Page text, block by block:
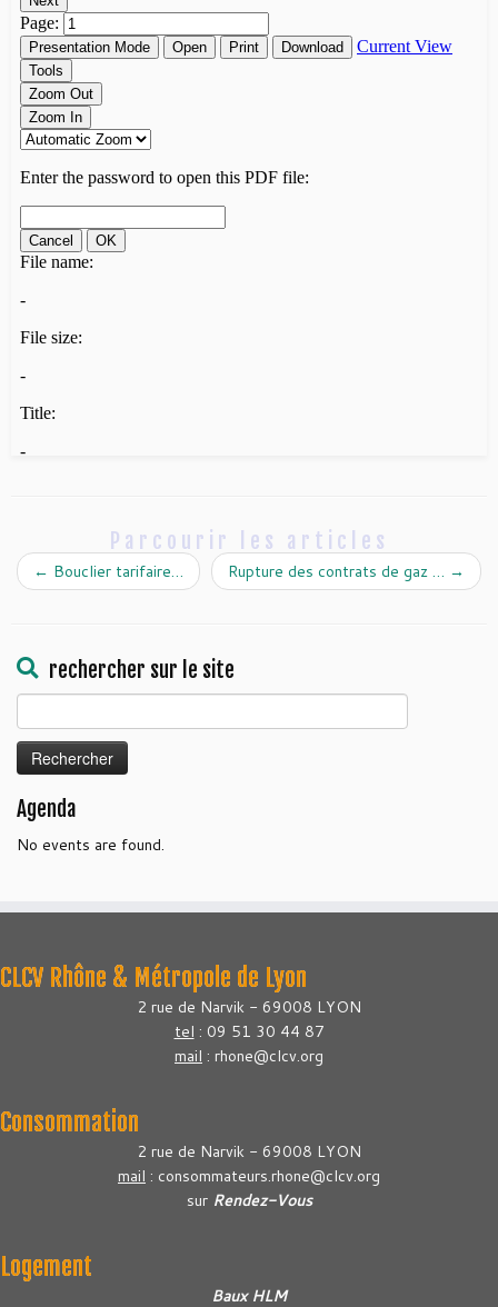
Parcourir les articles
← Bouclier tarifaire… Rupture des contrats de gaz … →
rechercher sur le site
Agenda
No events are found.
CLCV Rhône & Métropole de Lyon
2 rue de Narvik - 69008 LYON
tel : 09 51 30 44 87
mail : rhone@clcv.org
Consommation
2 rue de Narvik - 69008 LYON
mail : consommateurs.rhone@clcv.org
sur Rendez-Vous
Logement
Baux HLM